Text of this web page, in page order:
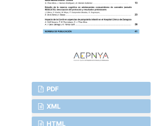
PDF
XML
HTML